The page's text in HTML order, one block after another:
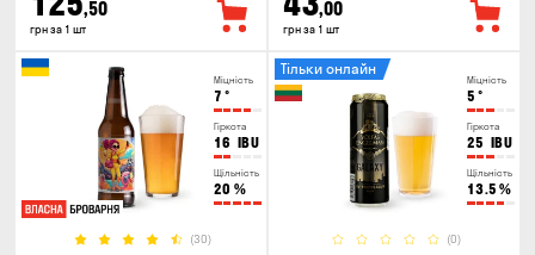
,50
грн за 1 шт
,00
грн за 1 шт
Міцність
7 °
Гіркота
16 IBU
Щільність
20 %
(30)
Міцність
5 °
Гіркота
25 IBU
Щільність
13.5 %
(0)
Тільки онлайн